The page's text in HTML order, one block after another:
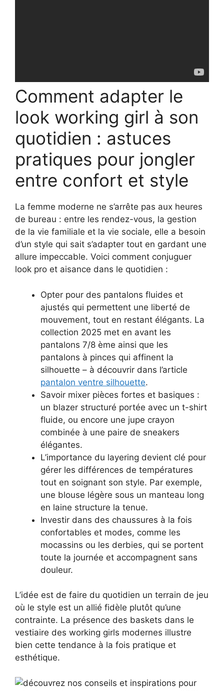
Comment adapter le
look working girl à son
quotidien : astuces
pratiques pour jongler
entre confort et style
La femme moderne ne s’arrête pas aux heures
de bureau : entre les rendez-vous, la gestion
de la vie familiale et la vie sociale, elle a besoin
d’un style qui sait s’adapter tout en gardant une
allure impeccable. Voici comment conjuguer
look pro et aisance dans le quotidien :
Opter pour des pantalons fluides et
ajustés qui permettent une liberté de
mouvement, tout en restant élégants. La
collection 2025 met en avant les
pantalons 7/8 ème ainsi que les
pantalons à pinces qui affinent la
silhouette – à découvrir dans l’article
pantalon ventre silhouette.
Savoir mixer pièces fortes et basiques :
un blazer structuré portée avec un t-shirt
fluide, ou encore une jupe crayon
combinée à une paire de sneakers
élégantes.
L’importance du layering devient clé pour
gérer les différences de températures
tout en soignant son style. Par exemple,
une blouse légère sous un manteau long
en laine structure la tenue.
Investir dans des chaussures à la fois
confortables et modes, comme les
mocassins ou les derbies, qui se portent
toute la journée et accompagnent sans
douleur.
L’idée est de faire du quotidien un terrain de jeu
où le style est un allié fidèle plutôt qu’une
contrainte. La présence des baskets dans le
vestiaire des working girls modernes illustre
bien cette tendance à la fois pratique et
esthétique.